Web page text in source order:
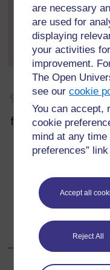
are necessary
are used for
displaying
your activities
improvement.
The Open
see ourcookie
You can accept,
cookie
mind at any time
preferences”
Accept all
Reject All
करने के लिए कहें:
इनमें से कौन से कथन कभी-
क्यों?
विचार के लिए रुकें
आपको क्या लगता है
क्या गतिविधि द्वारा
हाँ, तो आप भविष्य
इसके पीछे आपका क्या